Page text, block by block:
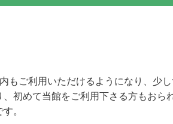
もご利用いただけるようになり、少
、初めて当館をご利用下さる方もおら
。